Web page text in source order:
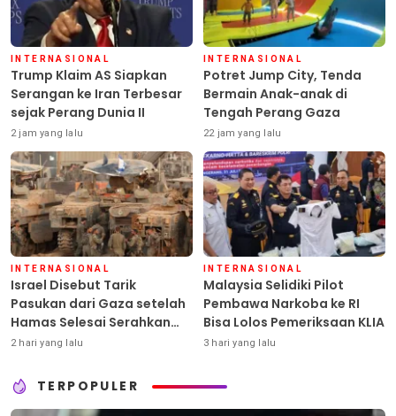
INTERNASIONAL
Trump Klaim AS Siapkan
Serangan ke Iran Terbesar
sejak Perang Dunia II
2 jam yang lalu
INTERNASIONAL
Potret Jump City, Tenda
Bermain Anak-anak di
Tengah Perang Gaza
22 jam yang lalu
INTERNASIONAL
Israel Disebut Tarik
Pasukan dari Gaza setelah
Hamas Selesai Serahkan
Senjata
2 hari yang lalu
INTERNASIONAL
Malaysia Selidiki Pilot
Pembawa Narkoba ke RI
Bisa Lolos Pemeriksaan KLIA
3 hari yang lalu
TERPOPULER